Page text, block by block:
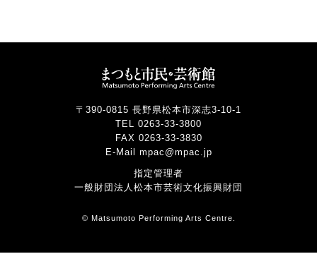
〒390-0815 長野県松本市深志3-10-1
TEL 0263-33-3800
FAX 0263-33-3830
E-Mail mpac@mpac.jp
指定管理者
一般財団法人松本市芸術文化振興財団
© Matsumoto Performing Arts Centre.